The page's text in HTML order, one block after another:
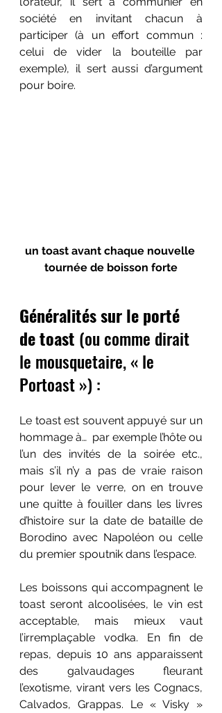
société en invitant chacun à
participer (à un effort commun :
celui de vider la bouteille par
exemple), il sert aussi d’argument
pour boire.
un toast avant chaque nouvelle
tournée de boisson forte
Généralités sur le porté
de toast (ou comme dirait
le mousquetaire, « le
Portoast ») :
Le toast est souvent appuyé sur un
hommage à…  par exemple l’hôte ou
l’un des invités de la soirée etc.,
mais s’il n’y a pas de vraie raison
pour lever le verre, on en trouve
une quitte à fouiller dans les livres
d’histoire sur la date de bataille de
Borodino avec Napoléon ou celle
du premier spoutnik dans l’espace.
Les boissons qui accompagnent le
toast seront alcoolisées, le vin est
acceptable, mais mieux vaut
l’irremplaçable vodka. En fin de
repas, depuis 10 ans apparaissent
des galvaudages fleurant
l’exotisme, virant vers les Cognacs,
Calvados, Grappas. Le « Visky »